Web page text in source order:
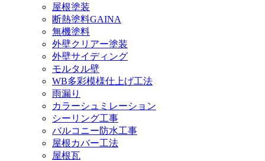
屋根塗装
断熱塗料GAINA
無機塗料
外壁クリアー塗装
外壁サイディング
モルタル壁
WB多彩模様仕上げ工法
雨漏り
カラーシュミレーション
シーリング工事
バルコニー防水工事
屋根カバー工法
屋根瓦